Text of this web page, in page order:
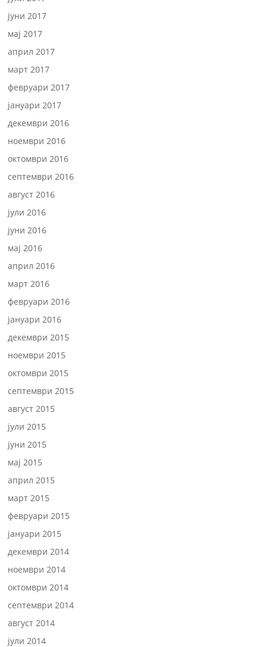
јуни 2017
мај 2017
април 2017
март 2017
февруари 2017
јануари 2017
декември 2016
ноември 2016
октомври 2016
септември 2016
август 2016
јули 2016
јуни 2016
мај 2016
април 2016
март 2016
февруари 2016
јануари 2016
декември 2015
ноември 2015
октомври 2015
септември 2015
август 2015
јули 2015
јуни 2015
мај 2015
април 2015
март 2015
февруари 2015
јануари 2015
декември 2014
ноември 2014
октомври 2014
септември 2014
август 2014
јули 2014